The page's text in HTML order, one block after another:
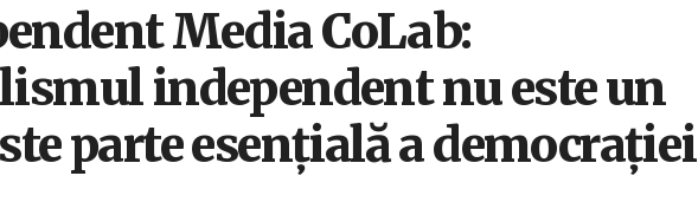
Media CoLab:
independent nu este un
parte esențială a democrației